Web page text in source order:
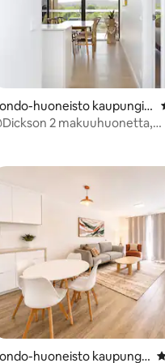
arvio 4,89/5, 66 arvostelua
huoneisto kaupungis
Dickson 2 makuuhuonetta,
4,83/5, 248 arvostelua
huoneisto kaupungis